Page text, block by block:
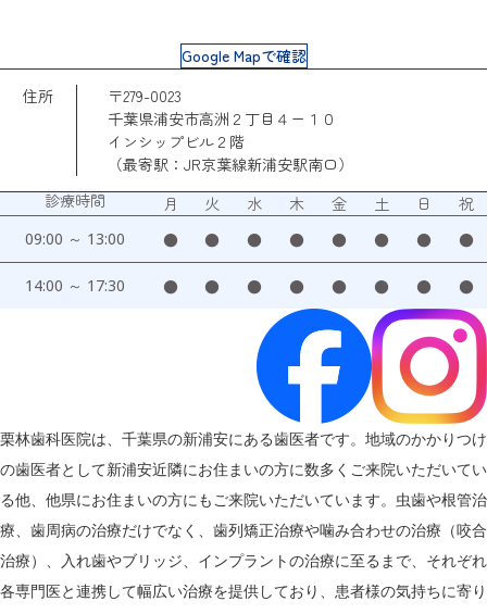
Google Mapで確認
住所
〒279-0023
千葉県浦安市高洲２丁目４ー１０
インシップビル２階
（最寄駅：JR京葉線新浦安駅南口）
診療時間
月 火 水 木 金 土 日 祝
09:00 ～ 13:00 ● ● ● ● ● ● ● ●
14:00 ～ 17:30 ● ● ● ● ● ● ● ●
栗林歯科医院は、千葉県の新浦安にある歯医者です。地域のかかりつけ
の歯医者として新浦安近隣にお住まいの方に数多くご来院いただいてい
る他、他県にお住まいの方にもご来院いただいています。虫歯や根管治
療、歯周病の治療だけでなく、歯列矯正治療や噛み合わせの治療（咬合
治療）、入れ歯やブリッジ、インプラントの治療に至るまで、それぞれ
各専門医と連携して幅広い治療を提供しており、患者様の気持ちに寄り